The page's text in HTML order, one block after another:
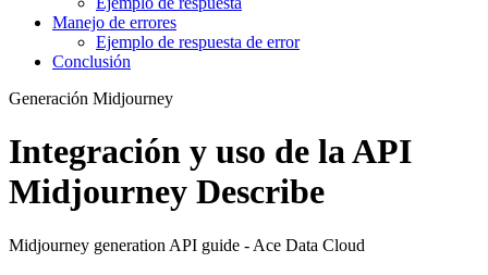
Manejo de errores
Ejemplo de respuesta de error
Conclusión
Generación Midjourney
Integración y uso de la API
Midjourney Describe
Midjourney generation API guide - Ace Data Cloud